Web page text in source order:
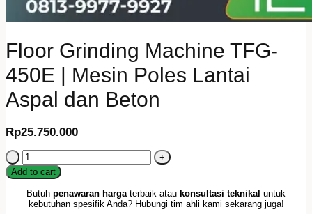
Floor Grinding Machine TFG-
450E | Mesin Poles Lantai
Aspal dan Beton
Rp25.750.000
Floor
Grinding
Machine
TFG-
450E
Add to cart
Butuh penawaran hargaterbaik atau konsultasi teknikal untuk
kebutuhan spesifik Anda? Hubungi tim ahli kami sekarang juga!